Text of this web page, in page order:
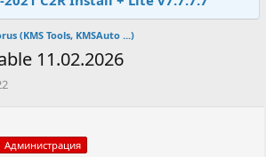
(KMS Tools, KMSAuto ...)
11.02.2026
Администрация